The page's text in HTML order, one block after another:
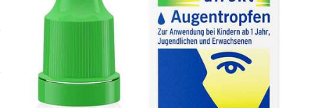
Gratis dazu
Neuheiten
Bio & Genuss
Diabetes